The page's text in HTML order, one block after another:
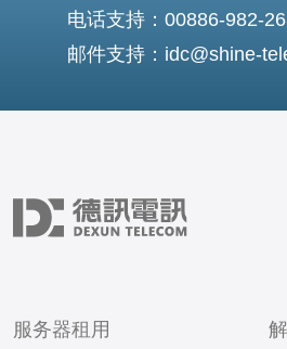
电话支持：00886-982-
邮件支持：idc@shine-
服务器租用